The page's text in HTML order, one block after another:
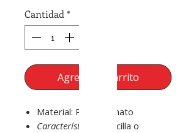
Cantidad *
Agregar al carrito
Material: Policarbonato
Características:
Sencilla o